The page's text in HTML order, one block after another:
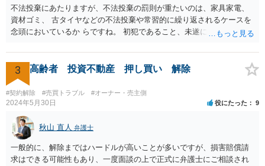
不法投棄にあたりますが、不法投棄の罰則が重たいのは、家具家電、
資材ゴミ、 古タイヤなどの不法投棄や常習的に繰り返されるケースを
念頭においているか らですね。 初犯であること、未遂に終わっている
ことはないでしょう。 様子見でいいでしょう。
3 高齢者 投資不動産 押し買い 解除
#契約解除 #売買トラブル #オーナー・売主側
2024年5月30日 役にたった 9
秋山 直人 弁護士
一般的に、解除まではハードルが高いことが多いですが、損害賠償請
求はできる可能性もあり、一度面談の上で正式に弁護士にご相談され